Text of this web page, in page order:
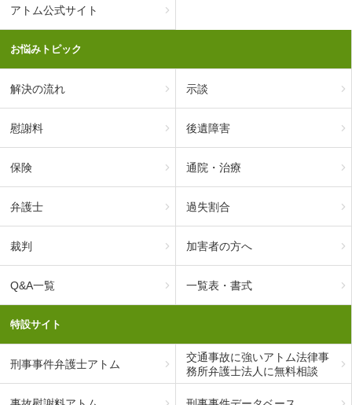
アトム公式サイト
お悩みトピック
解決の流れ 示談
慰謝料 後遺障害
保険 通院・治療
弁護士 過失割合
裁判 加害者の方へ
Q&A一覧 一覧表・書式
特設サイト
刑事事件弁護士アトム
交通事故に強いアトム法律事
務所弁護士法人に無料相談